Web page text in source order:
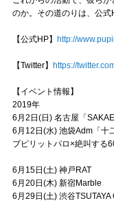
のか。その道のりは、公式
【公式HP】 http://
【Twitter】 https://
【イベント情報】
2019年
6月2日(日) 名古屋「SAKAE
6月12日(水) 池袋Adm「十
プピリットパロ×絶叫する
6月15日(土) 神戸RAT
6月20日(木) 新宿Marble
6月29日(土) 渋谷TSUTAYA